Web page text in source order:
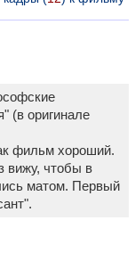
(в оригинале
фильм хороший.
вижу, чтобы в
матом. Первый